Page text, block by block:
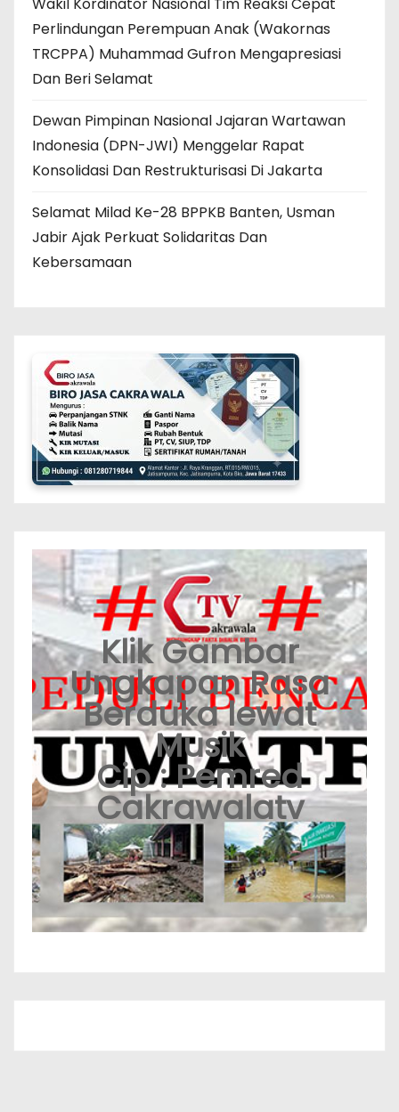
Wakil Kordinator Nasional Tim Reaksi Cepat
Perlindungan Perempuan Anak (Wakornas
TRCPPA) Muhammad Gufron Mengapresiasi
Dan Beri Selamat
Dewan Pimpinan Nasional Jajaran Wartawan
Indonesia (DPN-JWI) Menggelar Rapat
Konsolidasi Dan Restrukturisasi Di Jakarta
Selamat Milad Ke-28 BPPKB Banten, Usman
Jabir Ajak Perkuat Solidaritas Dan
Kebersamaan
Klik Gambar
Ungkapan Rasa
Berduka lewat
Musik
Cip : Pemred
Cakrawalatv